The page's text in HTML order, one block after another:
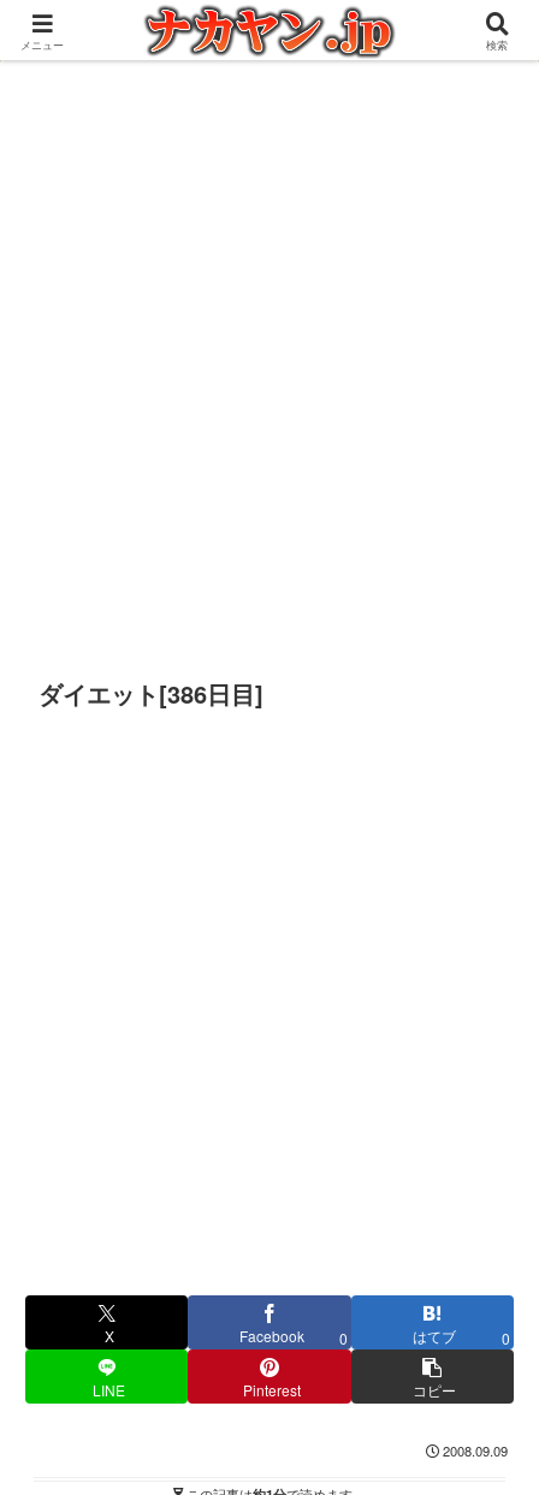
アウトドアとガジェット好きな管理人の愉快な日々を綴るブログ
ダイエット[386日目]
X Facebook 0 はてブ 0
LINE Pinterest コピー
2008.09.09
メニュー 検索